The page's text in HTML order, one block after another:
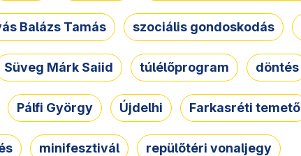
Balázs Tamás szociális gondoskodás
Süveg Márk Saiid túlélőprogram döntés
Pálfi György Újdelhi Farkasréti temető
minifesztivál repülőtéri vonaljegy